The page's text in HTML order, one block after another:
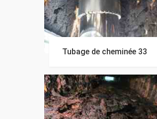
Tubage de cheminée 33